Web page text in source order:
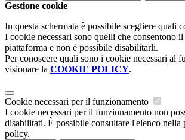
Gestione cookie
In questa schermata è possibile scegliere quali
I cookie necessari sono quelli che consentono
piattaforma e non è possibile disabilitarli.
Per conoscere quali sono i cookie necessari al
visionare la COOKIE POLICY.
Cookie necessari per il funzionamento
I cookie necessari per il funzionamento non
disabilitati. È possibile consultare l'elenco nella
policy.